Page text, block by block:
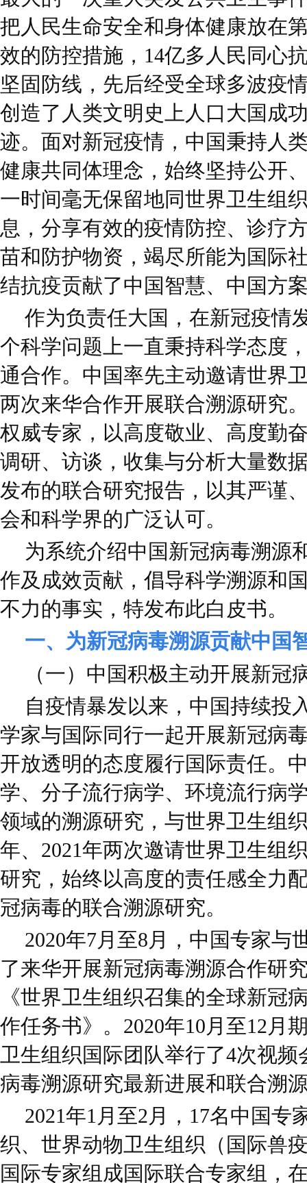
把人民生命安全和身体健康放在
效的防控措施，14亿多人民同心
坚固防线，先后经受全球多波疫
创造了人类文明史上人口大国成
迹。面对新冠疫情，中国秉持人
健康共同体理念，始终坚持公开
一时间毫无保留地同世界卫生组
息，分享有效的疫情防控、诊疗
苗和防护物资，竭尽所能为国际
结抗疫贡献了中国智慧、中国方
作为负责任大国，在新冠疫情
个科学问题上一直秉持科学态度
通合作。中国率先主动邀请世界
两次来华合作开展联合溯源研究
权威专家，以高度敬业、高度勤
调研、访谈，收集与分析大量数
发布的联合研究报告，以其严谨
会和科学界的广泛认可。
为系统介绍中国新冠病毒溯源
作及成效贡献，倡导科学溯源和
不力的事实，特发布此白皮书。
一、为新冠病毒溯源贡献中国
（一）中国积极主动开展新冠
自疫情暴发以来，中国持续投
学家与国际同行一起开展新冠病
开放透明的态度履行国际责任。
学、分子流行病学、环境流行病
领域的溯源研究，与世界卫生组
年、2021年两次邀请世界卫生组
研究，始终以高度的责任感全力
冠病毒的联合溯源研究。
2020年7月至8月，中国专家与
了来华开展新冠病毒溯源合作研
《世界卫生组织召集的全球新冠
作任务书》。2020年10月至12月
卫生组织国际团队举行了4次视
病毒溯源研究最新进展和联合溯
2021年1月至2月，17名中国专
织、世界动物卫生组织（国际兽
国际专家组成国际联合专家组，